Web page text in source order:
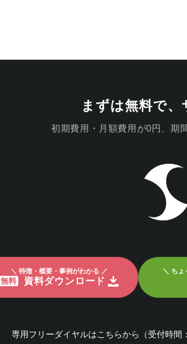
まずは無料で、
初期費用・月額費用が0円、期
＼ 特徴・概要・事例がわかる ／
無料 資料ダウンロード
＼ ちょ
専用フリーダイヤルはこちらから （受付時間